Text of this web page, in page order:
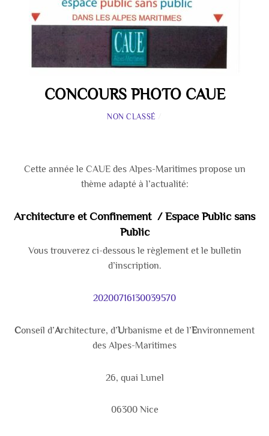
CONCOURS PHOTO CAUE
NON CLASSÉ
Cette année le CAUE des Alpes-Maritimes propose un
thème adapté à l’actualité:
Architecture et Confinement / Espace Public sans
Public
Vous trouverez ci-dessous le règlement et le bulletin
d’inscription.
20200716130039570
Conseil d’Architecture, d’Urbanisme et de l’Environnement
des Alpes-Maritimes
26, quai Lunel
06300 Nice